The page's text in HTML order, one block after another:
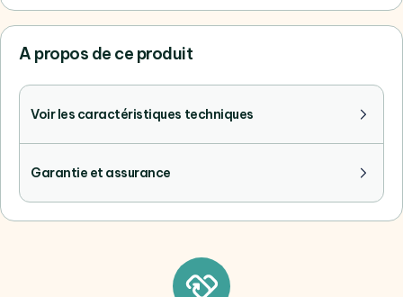
A propos de ce produit
Voir les caractéristiques techniques
Garantie et assurance